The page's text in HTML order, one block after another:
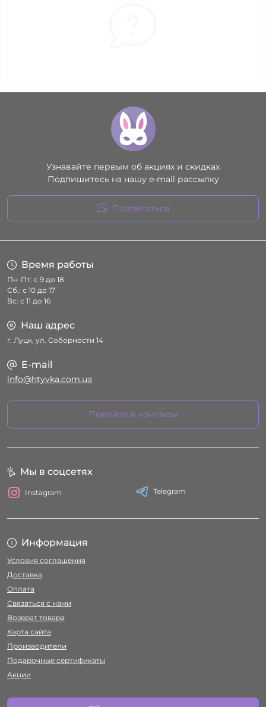
Узнавайте первым об акциях и скидках
Подпишитесь на нашу e-mail рассылку
Подписаться
Время работы
Пн-Пт: с 9 до 18
Сб.: с 10 до 17
Вс: с 11 до 16
Наш адрес
г. Луцк, ул. Соборности 14
E-mail
info@htyvka.com.ua
Перейти в контакты
Информация
Условия соглашения
Доставка
Оплата
Связаться с нами
Возврат товара
Карта сайта
Производители
Подарочные сертификаты
Акции
Мы в соцсетях
Instagram Telegram